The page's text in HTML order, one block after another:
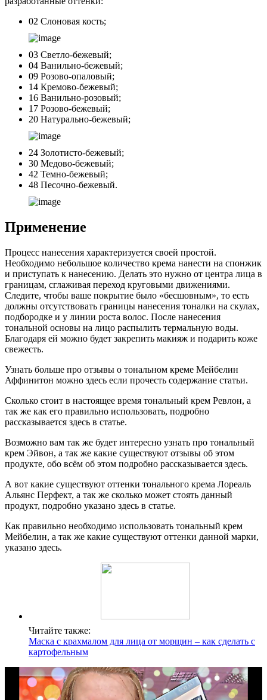
02 Слоновая кость;
03 Светло-бежевый;
04 Ванильно-бежевый;
09 Розово-опаловый;
14 Кремово-бежевый;
16 Ванильно-розовый;
17 Розово-бежевый;
20 Натурально-бежевый;
24 Золотисто-бежевый;
30 Медово-бежевый;
42 Темно-бежевый;
48 Песочно-бежевый.
Применение
Процесс нанесения характеризуется своей простой.
Необходимо небольшое количество крема нанести на спонжик
и приступать к нанесению. Делать это нужно от центра лица в
границам, сглаживая переход круговыми движениями.
Следите, чтобы ваше покрытие было «бесшовным», то есть
должны отсутствовать границы нанесения тоналки на скулах,
подбородке и у линии роста волос. После нанесения
тональной основы на лицо распылить термальную воды.
Благодаря ей можно будет закрепить макияж и подарить коже
свежесть.
Узнать больше про отзывы о тональном креме Мейбелин
Аффинитон можно здесь если прочесть содержание статьи.
Сколько стоит в настоящее время тональный крем Ревлон, а
так же как его правильно использовать, подробно
рассказывается здесь в статье.
Возможно вам так же будет интересно узнать про тональный
крем Эйвон, а так же какие существуют отзывы об этом
продукте, обо всём об этом подробно рассказывается здесь.
А вот какие существуют оттенки тонального крема Лореаль
Альянс Перфект, а так же сколько может стоять данный
продукт, подробно указано здесь в статье.
Как правильно необходимо использовать тональный крем
Мейбелин, а так же какие существуют оттенки данной марки,
указано здесь.
Читайте также:
Маска с крахмалом для лица от морщин – как сделать с
картофельным